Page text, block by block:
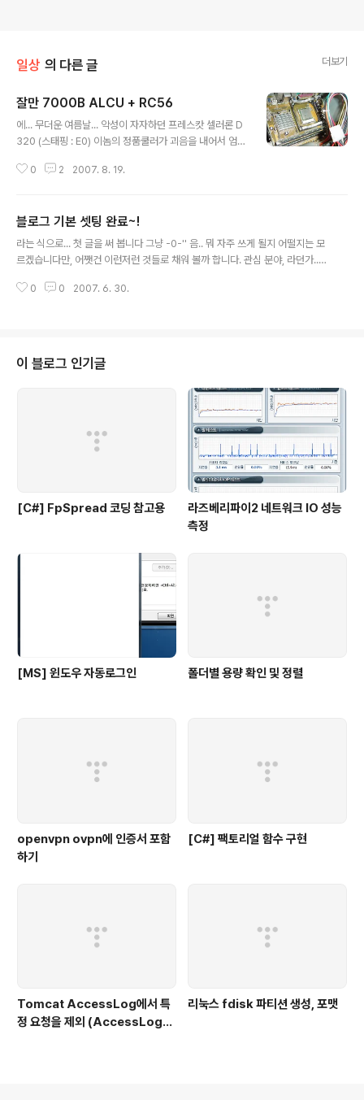
일상 의 다른 글 더보기
잘만 7000B ALCU + RC56
에... 무더운 여름날... 악성이 자자하던 프레스캇 셀러론 D
320 (스태핑 : E0) 이놈의 정품쿨러가 괴음을 내어서 엄청
과감하게 질러 봤습니다. 가격 23,200원 + 2,500원(배
습입니다...^^ 쿨러 + RC-56(저항) + 써멀구리스(조그만
종이팩에 든거임) 자 쿨러의 크기를 비교(?) 해 보아요~~
저 인텔 정품 쿨러 보다 사제쿨러인 요 잘만 쿨러가 훨씬~
멀구리스 바른 장면 입니다. 연필깎는칼(?) 이름 모르겠습
0 2 2007. 8. 19.
블로그 기본 셋팅 완료~!
라는 식으로... 첫 글을 써 봅니다 그냥 -0-'' 음.. 뭐 자주 쓰게 될지 어떨지는 모
르겠습니다만, 어쨋건 이런저런 것들로 채워 볼까 합니다. 관심 분야, 라던가...
나서야 하게 되는군요... 할까 말까 한참을 망설이다가... 분류관리
0 0 2007. 6. 30.
이 블로그 인기글
[C#] FpSpread 코딩 참고용
라즈베리파이2 네트워크 IO 성능
측정
[MS] 윈도우 자동로그인 폴더별 용량 확인 및 정렬
openvpn ovpn에 인증서 포함
하기
[C#] 팩토리얼 함수 구현
Tomcat AccessLog에서 특
정 요청을 제외 (AccessLogV
리눅스 fdisk 파티션 생성, 포맷